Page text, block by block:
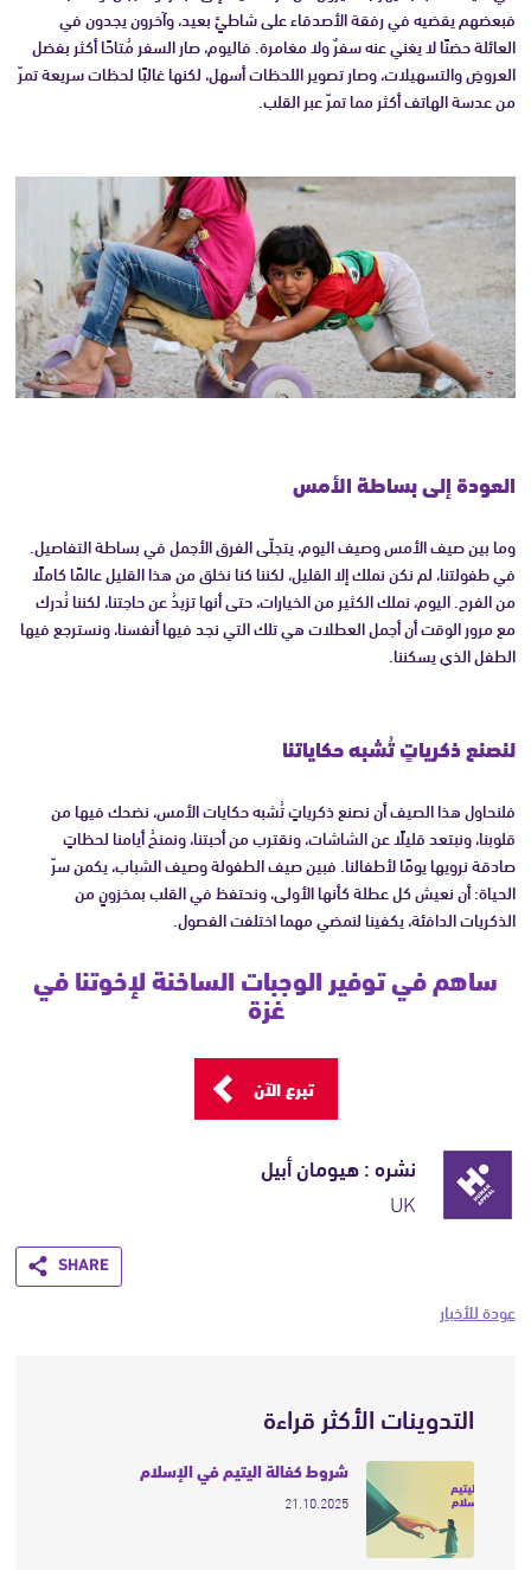
فبعضهم يقضيه في رفقة الأصدقاء على شاطئٍ بعيد، وآخرون يجدون في
العائلة حضنًا لا يغني عنه سفرٌ ولا مغامرة. فاليوم، صار السفر مُتاحًا أكثر بفضل
العروضِ والتسهيلات، وصار تصوير اللحظات أسهل، لكنها غالبًا لحظات سريعة تمرّ
من عدسة الهاتف أكثر مما تمرّ عبر القلب.
العودة إلى بساطة الأمس
وما بين صيف الأمس وصيف اليوم، يتجلّى الفرق الأجمل في بساطة التفاصيل.
في طفولتنا، لم نكن نملك إلا القليل، لكننا كنا نخلق من هذا القليل عالمًا كاملًا
من الفرح. اليوم، نملك الكثير من الخيارات، حتى أنها تزيدُ عن حاجتنا، لكننا نُدرك
مع مرور الوقت أن أجمل العطلات هي تلك التي نجد فيها أنفسنا، ونسترجع فيها
الطفل الذي يسكننا.
لنصنع ذكرياتٍ تُشبه حكاياتنا
فلنحاول هذا الصيف أن نصنع ذكرياتٍ تُشبه حكايات الأمس، نضحك فيها من
قلوبنا، ونبتعد قليلًا عن الشاشات، ونقترب من أحبتنا، ونمنحُ أيامنا لحظاتٍ
صادقة نرويها يومًا لأطفالنا. فبين صيف الطفولة وصيف الشباب، يكمن سرّ
الحياة: أن نعيش كل عطلة كأنها الأولى، ونحتفظ في القلب بمخزونٍ من
الذكريات الدافئة، يكفينا لنمضي مهما اختلفت الفصول.
ساهم في توفير الوجبات الساخنة لإخوتنا في
غزة
تبرع الآن
نشره : هيومان أبيل
UK
Share
عودة للأخبار
التدوينات الأكثر قراءة
شروط كفالة اليتيم في الإسلام
21.10.2025